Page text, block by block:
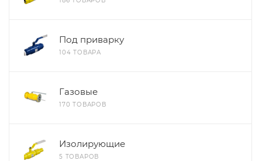
Под приварку
104 ТОВАРА
Газовые
170 ТОВАРОВ
Изолирующие
5 ТОВАРОВ